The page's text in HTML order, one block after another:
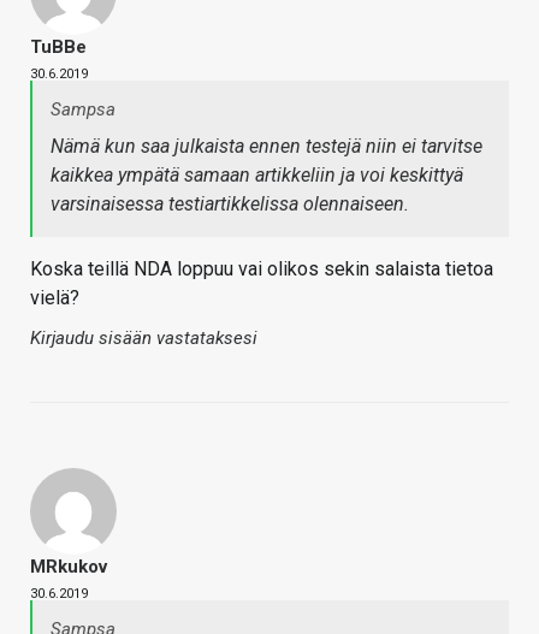
TuBBe
30.6.2019
Sampsa
Nämä kun saa julkaista ennen testejä niin ei tarvitse
kaikkea ympätä samaan artikkeliin ja voi keskittyä
varsinaisessa testiartikkelissa olennaiseen.
Koska teillä NDA loppuu vai olikos sekin salaista tietoa
vielä?
Kirjaudu sisään vastataksesi
MRkukov
30.6.2019
Sampsa